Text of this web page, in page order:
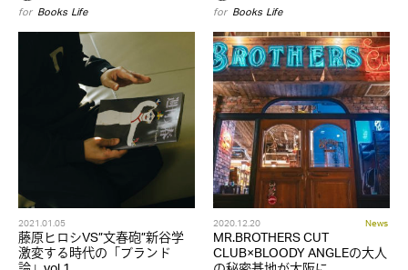
for Books,Life
for Books,Life
2021.01.05
藤原ヒロシVS”文春砲”新谷学
激変する時代の「ブランド
2020.12.20 News
MR.BROTHERS CUT
CLUB×BLOODY ANGLEの大人